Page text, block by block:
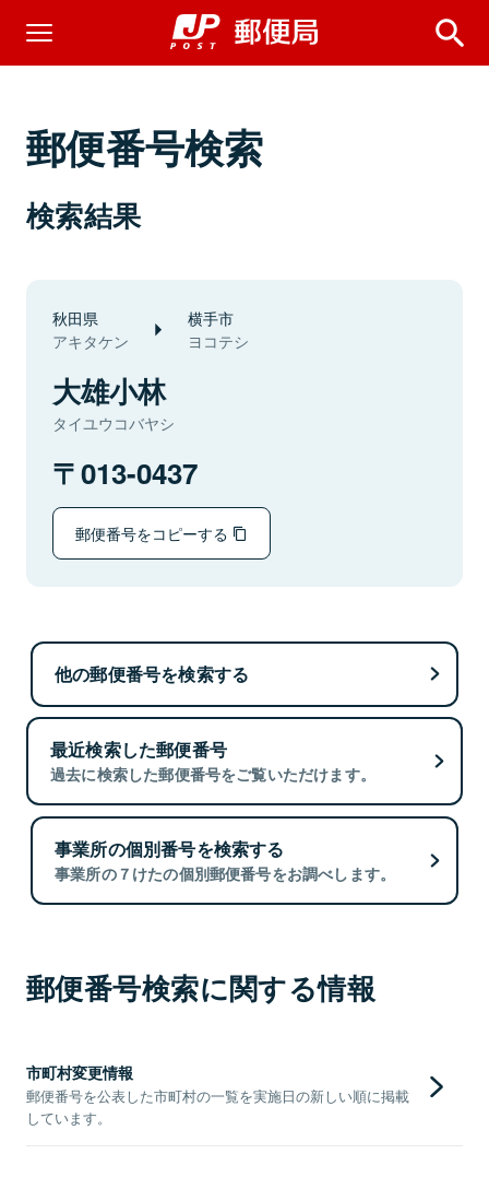
郵便番号検索
検索結果
秋田県
アキタケン
横手市
ヨコテシ
大雄小林
タイユウコバヤシ
013-0437
郵便番号をコピーする
他の郵便番号を検索する
最近検索した郵便番号
過去に検索した郵便番号をご覧いただけます。
事業所の個別番号を検索する
事業所の７けたの個別郵便番号をお調べします。
郵便番号検索に関する情報
市町村変更情報
郵便番号を公表した市町村の一覧を実施日の新しい順に掲載
しています。